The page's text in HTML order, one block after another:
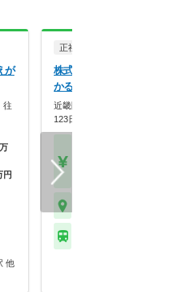
が
往
円
他
正社員
株式会社メディカルかる
かるがも薬局 江坂店
近畿圏に90店舗展開！年間
123日×スギHD母…